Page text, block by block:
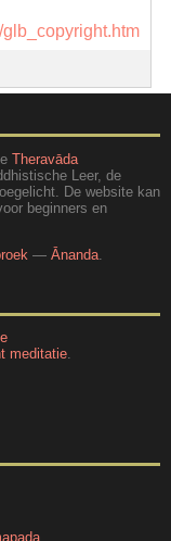
Theravāda
Leer, de
De website kan
beginners en
— Ānanda
meditatie.